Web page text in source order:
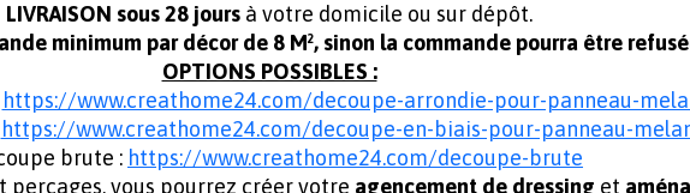
LIVRAISON sous 28 jours à votre domicile ou sur dépôt.
minimum par décor de 8 M², sinon la commande pourra être
OPTIONS POSSIBLES :
https://www.creathome24.com/decoupe-arrondie-pour-panneau-
https://www.creathome24.com/decoupe-en-biais-pour-panneau-
brute : https://www.creathome24.com/decoupe-brute
perçages, vous pourrez créer votre agencement de dressing et